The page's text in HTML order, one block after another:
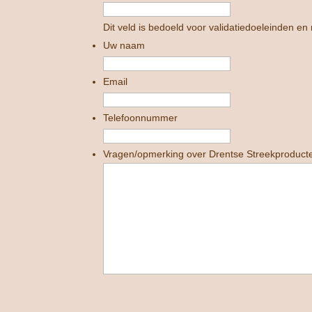
Dit veld is bedoeld voor validatiedoeleinden en
Uw naam
Email
Telefoonnummer
Vragen/opmerking over Drentse